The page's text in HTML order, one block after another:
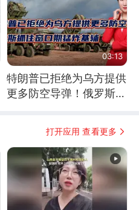
03:13
特朗普已拒绝为乌方提供
更多防空导弹！俄罗斯抓
打开应用 查看更多